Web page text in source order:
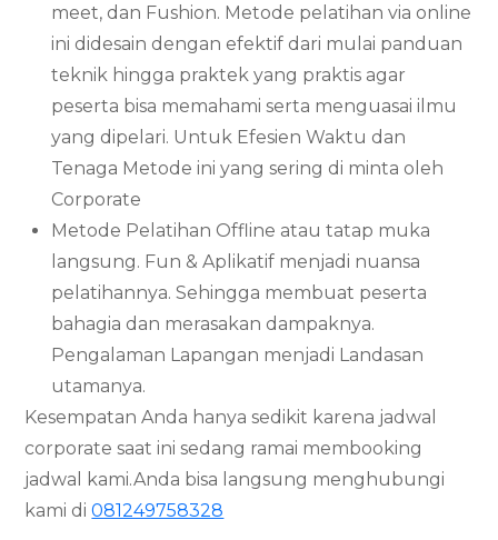
meet, dan Fushion. Metode pelatihan via online
ini didesain dengan efektif dari mulai panduan
teknik hingga praktek yang praktis agar
peserta bisa memahami serta menguasai ilmu
yang dipelari. Untuk Efesien Waktu dan
Tenaga Metode ini yang sering di minta oleh
Corporate
Metode Pelatihan Offline atau tatap muka
langsung. Fun & Aplikatif menjadi nuansa
pelatihannya. Sehingga membuat peserta
bahagia dan merasakan dampaknya.
Pengalaman Lapangan menjadi Landasan
utamanya.
Kesempatan Anda hanya sedikit karena jadwal
corporate saat ini sedang ramai membooking
jadwal kami.Anda bisa langsung menghubungi
kami di081249758328